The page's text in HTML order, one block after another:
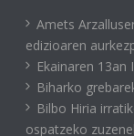
Amets
edizioaren
Ekainaren 13an
Biharko
Bilbo Hiria
ospatzeko